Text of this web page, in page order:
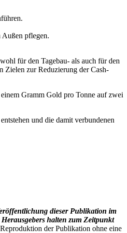
Außen pflegen.
für den Tagebau- als auch für den
Zielen zur Reduzierung der Cash-
Gramm Gold pro Tonne auf zwei
und die damit verbundenen
dieser Publikation im
halten zum Zeitpunkt
der Publikation ohne eine